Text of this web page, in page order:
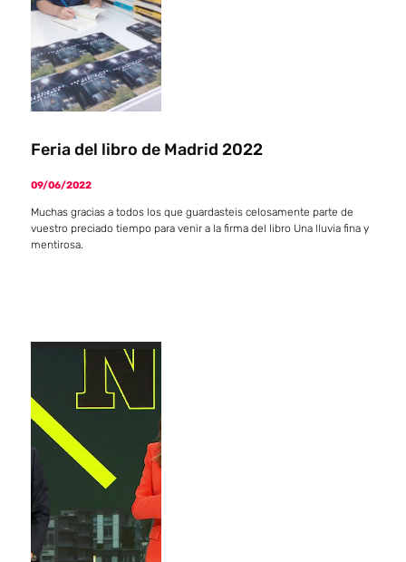
Feria del libro de Madrid 2022
09/06/2022
Muchas gracias a todos los que guardasteis celosamente parte de
vuestro preciado tiempo para venir a la firma del libro Una lluvia fina y
mentirosa.